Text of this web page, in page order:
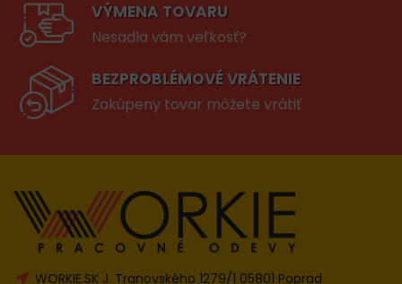
VÝMENA TOVARU
Nesadla vám veľkosť?
BEZPROBLÉMOVÉ VRÁTENIE
Zakúpeny tovar môžete vrátiť
WORKIE.SK J. Tranovského 1279/1 05801 Poprad